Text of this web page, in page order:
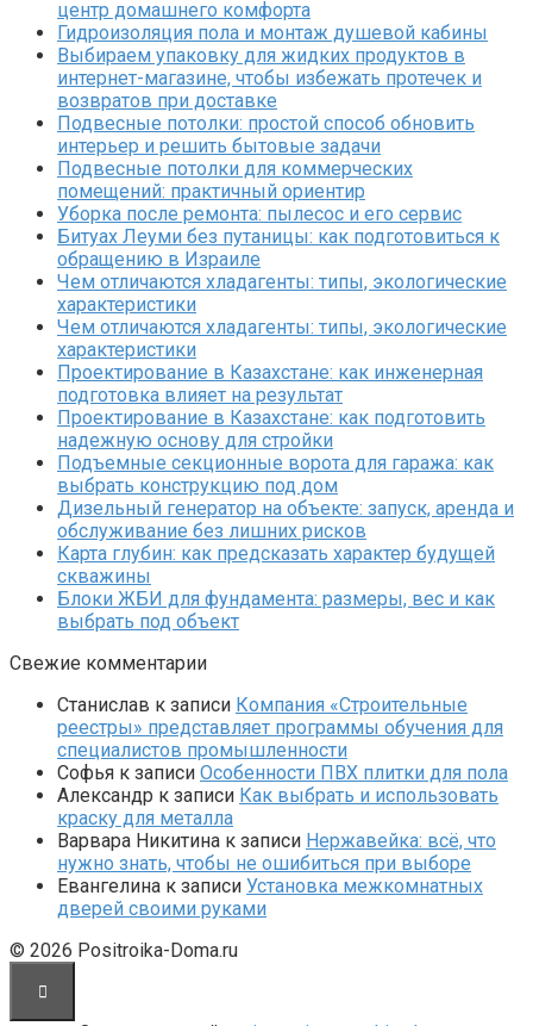
центр домашнего комфорта
Гидроизоляция пола и монтаж душевой кабины
Выбираем упаковку для жидких продуктов в
интернет-магазине, чтобы избежать протечек и
возвратов при доставке
Подвесные потолки: простой способ обновить
интерьер и решить бытовые задачи
Подвесные потолки для коммерческих
помещений: практичный ориентир
Уборка после ремонта: пылесос и его сервис
Битуах Леуми без путаницы: как подготовиться к
обращению в Израиле
Чем отличаются хладагенты: типы, экологические
характеристики
Чем отличаются хладагенты: типы, экологические
характеристики
Проектирование в Казахстане: как инженерная
подготовка влияет на результат
Проектирование в Казахстане: как подготовить
надежную основу для стройки
Подъемные секционные ворота для гаража: как
выбрать конструкцию под дом
Дизельный генератор на объекте: запуск, аренда и
обслуживание без лишних рисков
Карта глубин: как предсказать характер будущей
скважины
Блоки ЖБИ для фундамента: размеры, вес и как
выбрать под объект
Свежие комментарии
Станислав к записи Компания «Строительные
реестры» представляет программы обучения для
специалистов промышленности
Софья к записи Особенности ПВХ плитки для пола
Александр к записи Как выбрать и использовать
краску для металла
Варвара Никитина к записи Нержавейка: всё, что
нужно знать, чтобы не ошибиться при выборе
Евангелина к записи Установка межкомнатных
дверей своими руками
© 2026 Positroika-Doma.ru